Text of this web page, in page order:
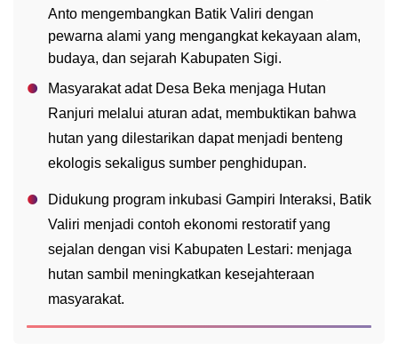
Anto mengembangkan Batik Valiri dengan
pewarna alami yang mengangkat kekayaan alam,
budaya, dan sejarah Kabupaten Sigi.
Masyarakat adat Desa Beka menjaga Hutan
Ranjuri melalui aturan adat, membuktikan bahwa
hutan yang dilestarikan dapat menjadi benteng
ekologis sekaligus sumber penghidupan.
Didukung program inkubasi Gampiri Interaksi, Batik
Valiri menjadi contoh ekonomi restoratif yang
sejalan dengan visi Kabupaten Lestari: menjaga
hutan sambil meningkatkan kesejahteraan
masyarakat.